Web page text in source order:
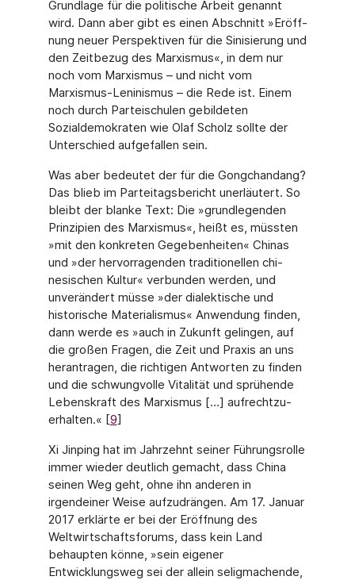
Grundlage für die politische Arbeit genannt
wird. Dann aber gibt es einen Abschnitt »Eröff­
nung neuer Perspektiven für die Sinisierung und
den Zeitbezug des Marxismus«, in dem nur
noch vom Marxismus – und nicht vom
Marxismus-Leninismus – die Rede ist. Einem
noch durch Parteischulen gebildeten
Sozialdemokraten wie Olaf Scholz sollte der
Unter­schied aufgefallen sein.
Was aber bedeutet der für die Gongchandang?
Das blieb im Parteitagsbericht unerläutert. So
bleibt der blanke Text: Die »grundlegenden
Prinzipien des Marxismus«, heißt es, müss­ten
»mit den konkreten Gegebenheiten« Chinas
und »der hervorragenden traditionellen chi­
nesischen Kultur« verbunden werden, und
unverändert müsse »der dialektische und
histo­rische Materialismus« Anwendung finden,
dann werde es »auch in Zukunft gelingen, auf
die großen Fragen, die Zeit und Praxis an uns
herantragen, die richtigen Antworten zu finden
und die schwungvolle Vitalität und sprühende
Lebenskraft des Marxismus […] aufrechtzu­
erhalten.« [9]
Xi Jinping hat im Jahrzehnt seiner Führungsrolle
immer wieder deutlich gemacht, dass Chi­na
seinen Weg geht, ohne ihn anderen in
irgendeiner Weise aufzudrängen. Am 17. Januar
2017 erklärte er bei der Eröffnung des
Weltwirtschaftsforums, dass kein Land
behaupten könne, »sein eigener
Entwicklungsweg sei der allein seligmachende,